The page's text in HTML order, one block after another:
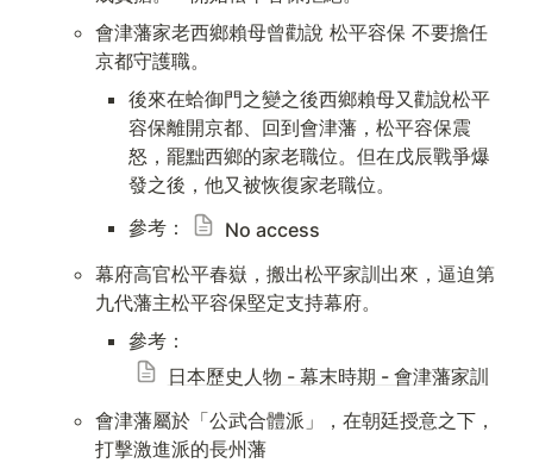
會津藩家老西鄉賴母曾勸說 松平容保 不要擔任
京都守護職。
後來在蛤御門之變之後西鄉賴母又勸說松平
容保離開京都、回到會津藩，松平容保震
怒，罷黜西鄉的家老職位。但在戊辰戰爭爆
發之後，他又被恢復家老職位。
參考：
No access
幕府高官松平春嶽，搬出松平家訓出來，逼迫第
九代藩主松平容保堅定支持幕府。
參考：
日本歷史人物 - 幕末時期 - 會津藩家訓
會津藩屬於「公武合體派」，在朝廷授意之下，
打擊激進派的長州藩